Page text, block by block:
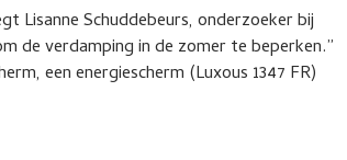
Lisanne Schuddebeurs, onderzoeker bij
de verdamping in de zomer te beperken.”
een energiescherm (Luxous 1347 FR)